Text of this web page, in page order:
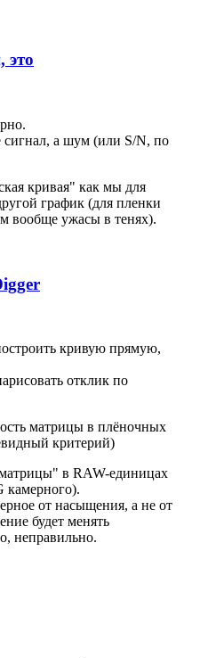
это
сигнал, а шум (или S/N, по
кривая" как мы для
график (для пленки
вообще ужасы в тенях).
кривую прямую,
отклик по
матрицы в плёночных
критерий)
в RAW-единицах
камерного).
от насыщения, а не от
будет менять
неправильно.